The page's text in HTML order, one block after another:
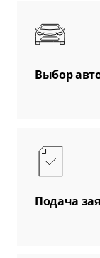
Выбор
Подача